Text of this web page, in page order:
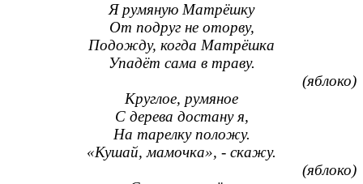
Я румяную Матрёшку
От подруг не оторву,
Подожду, когда Матрёшка
Упадёт сама в траву.
(яблоко)
Круглое, румяное
С дерева достану я,
На тарелку положу.
«Кушай, мамочка», - скажу.
(яблоко)